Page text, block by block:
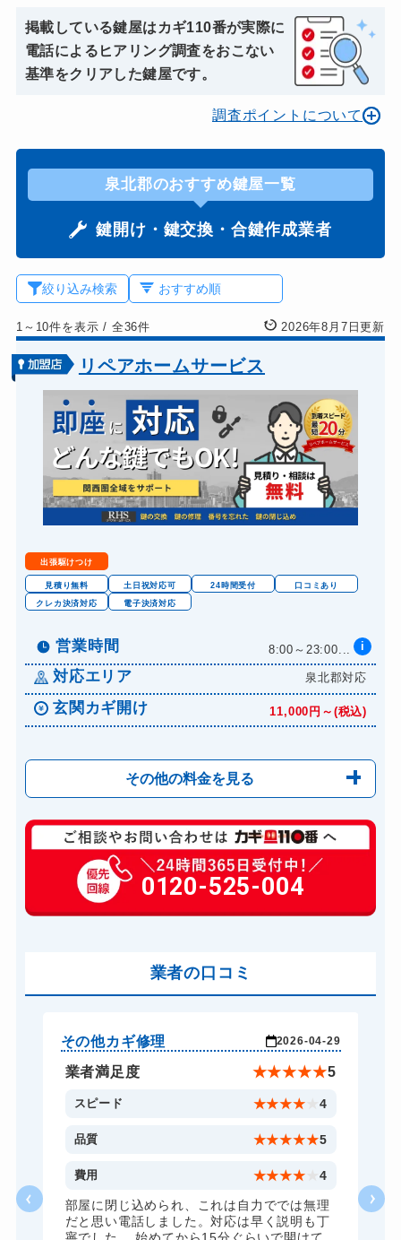
掲載している鍵屋はカギ110番が実際に
電話によるヒアリング調査をおこない
基準をクリアした鍵屋です。
調査ポイントについて
泉北郡のおすすめ鍵屋一覧
鍵開け・鍵交換・合鍵作成業者
絞り込み検索
1～10件を表示/ 全36件 2026年8月7日更新
リペアホームサービス
出張駆けつけ
見積り無料 土日祝対応可 24時間受付
口コミあり
クレカ決済対応
電子決済対応
営業時間 8:00～23:00... i
対応エリア 泉北郡対応
玄関カギ開け 11,000円～(税込)
その他の料金を見る
玄関カギ修理 6,600円～(税込)
玄関カギ交換 14,300円～(税込)
金庫カギ開け 14,300円～(税込)
0120-525-004
業者の口コミ
その他カギ修理 2026-04-29
業者満足度 ★★★★★5
スピード ★★★★ 4
品質 ★★★★★5
費用 ★★★★ 4
部屋に閉じ込められ、これは自力ででは無理
だと思い電話しました。対応は早く説明も丁
寧でした。 始めてから15分ぐらいで開けて